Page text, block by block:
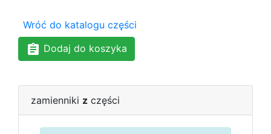
Wróć do katalogu części
Dodaj do koszyka
zamienniki z części